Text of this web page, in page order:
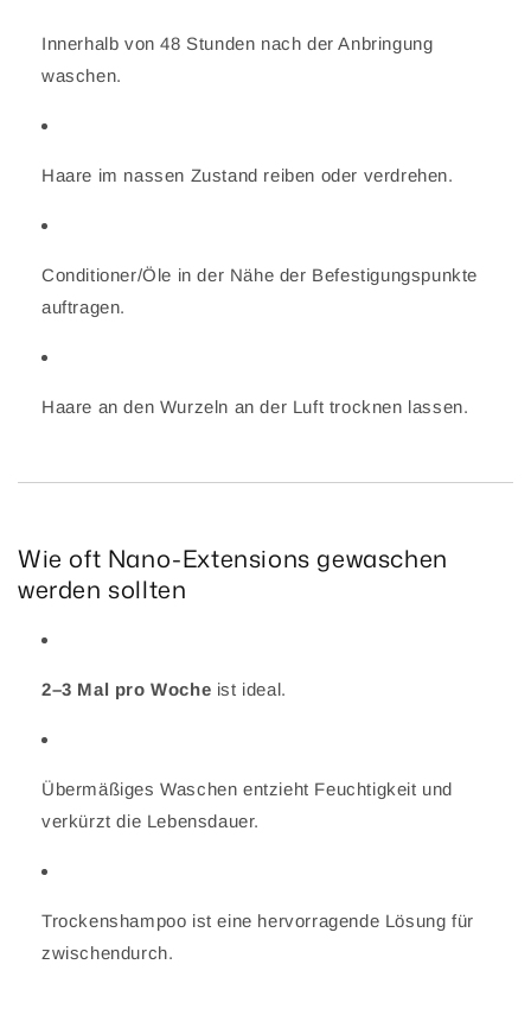
Innerhalb von 48 Stunden nach der Anbringung
waschen.
Haare im nassen Zustand reiben oder verdrehen.
Conditioner/Öle in der Nähe der Befestigungspunkte
auftragen.
Haare an den Wurzeln an der Luft trocknen lassen.
Wie oft Nano-Extensions gewaschen
werden sollten
2–3 Mal pro Woche ist ideal.
Übermäßiges Waschen entzieht Feuchtigkeit und
verkürzt die Lebensdauer.
Trockenshampoo ist eine hervorragende Lösung für
zwischendurch.